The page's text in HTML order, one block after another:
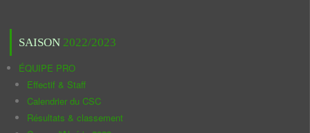
SAISON 2022/2023
ÉQUIPE PRO
Effectif & Staff
Calendrier du CSC
Résultats & classement